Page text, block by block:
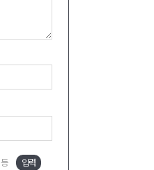
입력